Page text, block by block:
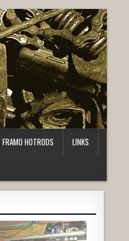
FRAMO HOTRODS LINKS